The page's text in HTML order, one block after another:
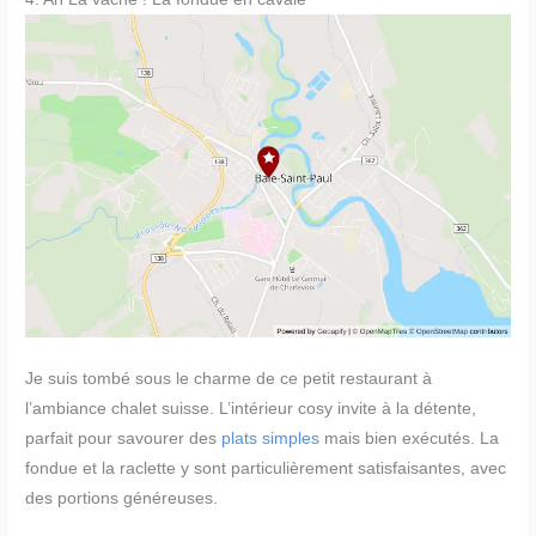
Je suis tombé sous le charme de ce petit restaurant à
l’ambiance chalet suisse. L’intérieur cosy invite à la détente,
parfait pour savourer des plats simples mais bien exécutés. La
fondue et la raclette y sont particulièrement satisfaisantes, avec
des portions généreuses.